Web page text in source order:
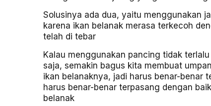
Solusinya ada dua, yaitu menggunakan
karena ikan belanak merasa terkecoh
telah di tebar
Kalau menggunakan pancing tidak
saja, semakin bagus kita membuat
ikan belanaknya, jadi harus benar-benar
harus benar-benar terpasang dengan
belanak